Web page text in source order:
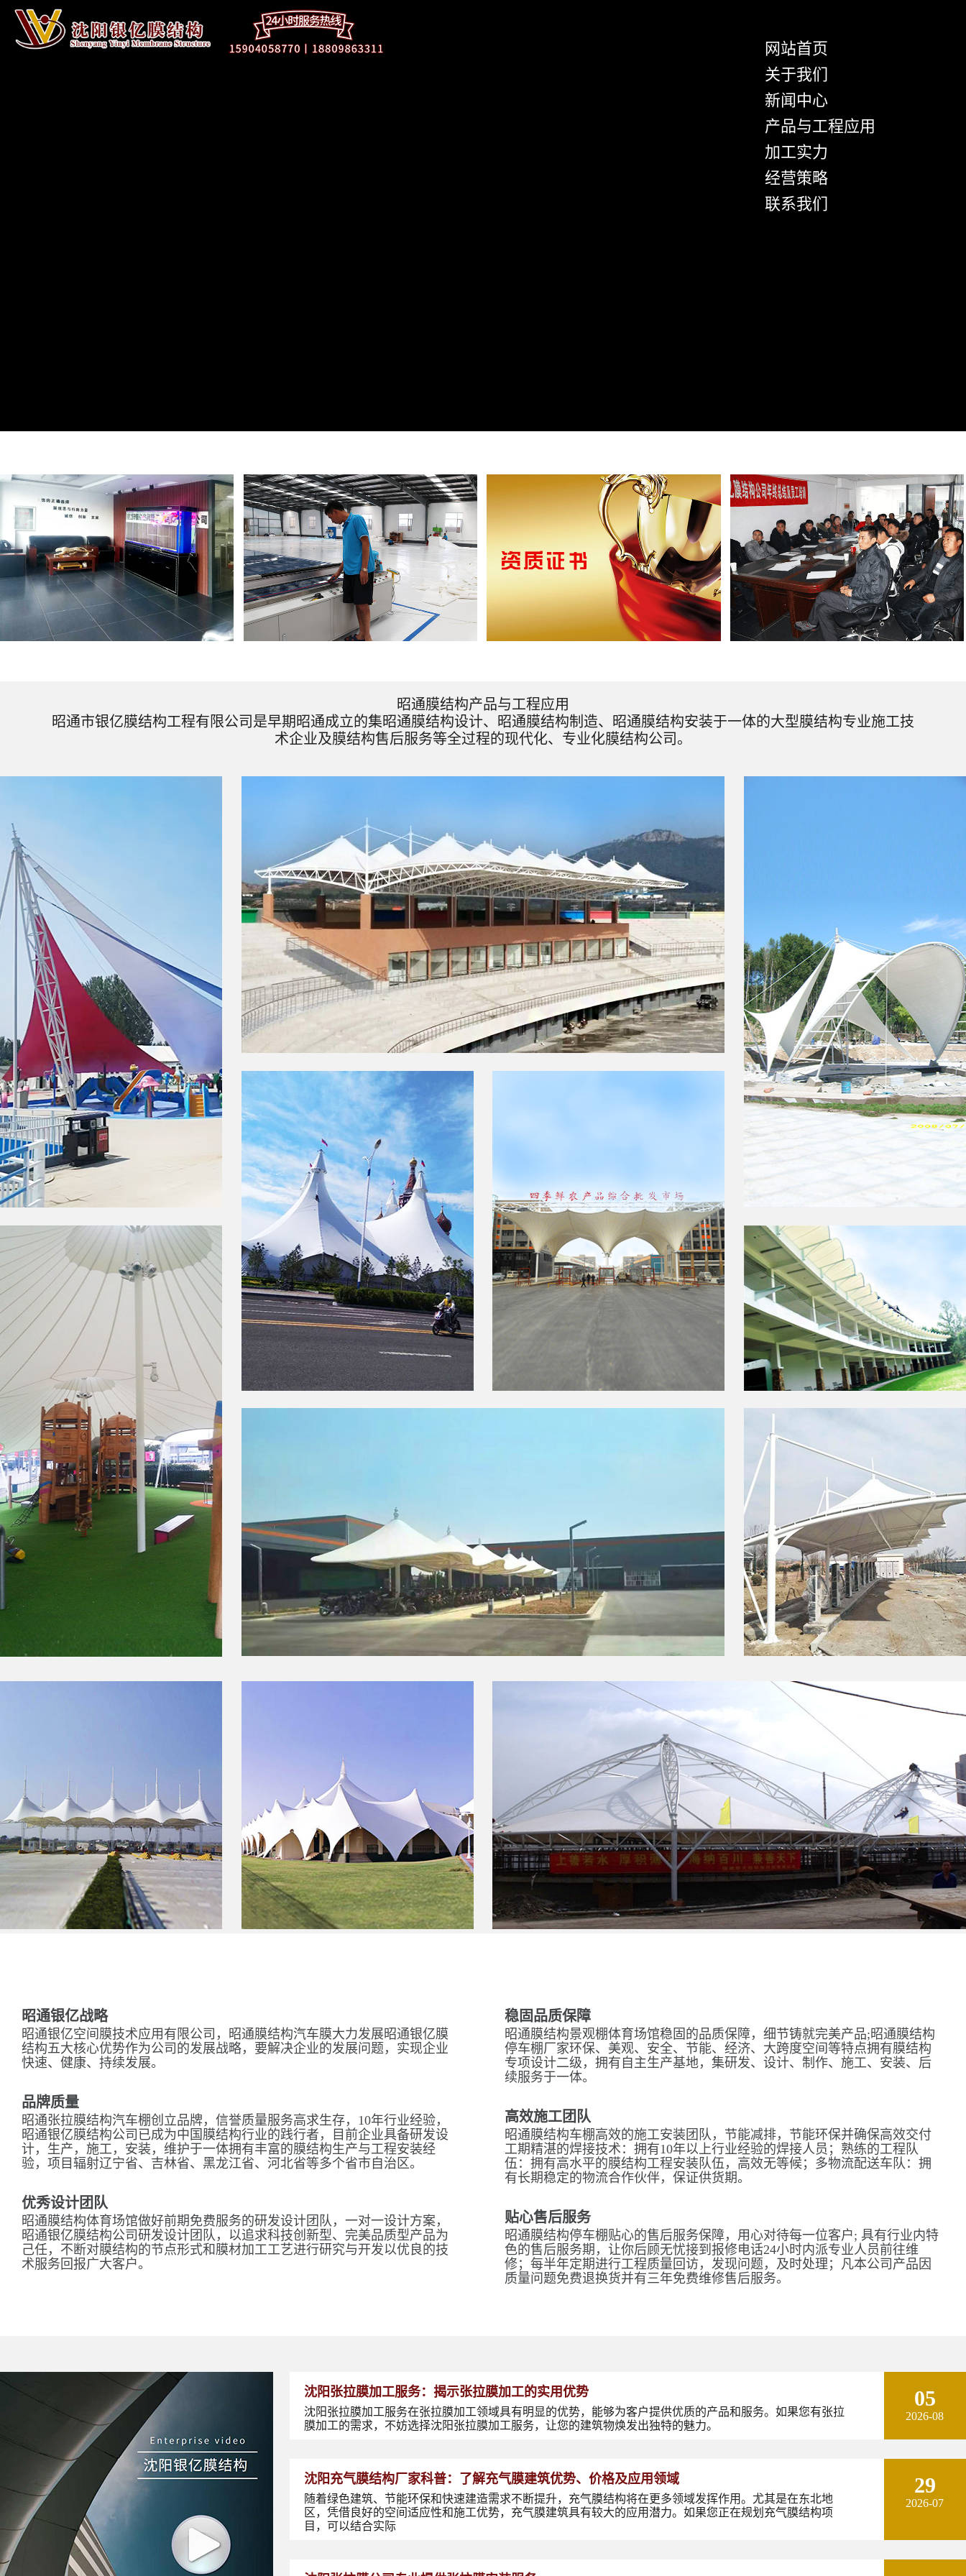
网站首页
关于我们
新闻中心
产品与工程应用
加工实力
经营策略
联系我们
昭通膜结构产品与工程应用
昭通市银亿膜结构工程有限公司是早期昭通成立的集昭通膜结构设计、昭通膜结构制造、昭通膜结构安装于一体的大型膜结构专业施工技
术企业及膜结构售后服务等全过程的现代化、专业化膜结构公司。
昭通银亿战略
昭通银亿空间膜技术应用有限公司，昭通膜结构汽车膜大力发展昭通银亿膜
结构五大核心优势作为公司的发展战略，要解决企业的发展问题，实现企业
快速、健康、持续发展。
品牌质量
昭通张拉膜结构汽车棚创立品牌，信誉质量服务高求生存，10年行业经验，
昭通银亿膜结构公司已成为中国膜结构行业的践行者，目前企业具备研发设
计，生产，施工，安装，维护于一体拥有丰富的膜结构生产与工程安装经
验，项目辐射辽宁省、吉林省、黑龙江省、河北省等多个省市自治区。
优秀设计团队
昭通膜结构体育场馆做好前期免费服务的研发设计团队，一对一设计方案，
昭通银亿膜结构公司研发设计团队，以追求科技创新型、完美品质型产品为
己任，不断对膜结构的节点形式和膜材加工工艺进行研究与开发以优良的技
术服务回报广大客户。
稳固品质保障
昭通膜结构景观棚体育场馆稳固的品质保障，细节铸就完美产品;昭通膜结构
停车棚厂家环保、美观、安全、节能、经济、大跨度空间等特点拥有膜结构
专项设计二级，拥有自主生产基地，集研发、设计、制作、施工、安装、后
续服务于一体。
高效施工团队
昭通膜结构车棚高效的施工安装团队，节能减排，节能环保并确保高效交付
工期精湛的焊接技术：拥有10年以上行业经验的焊接人员；熟练的工程队
伍：拥有高水平的膜结构工程安装队伍，高效无等候；多物流配送车队：拥
有长期稳定的物流合作伙伴，保证供货期。
贴心售后服务
昭通膜结构停车棚贴心的售后服务保障，用心对待每一位客户; 具有行业内特
色的售后服务期，让你后顾无忧接到报修电话24小时内派专业人员前往维
修；每半年定期进行工程质量回访，发现问题，及时处理；凡本公司产品因
质量问题免费退换货并有三年免费维修售后服务。
沈阳张拉膜加工服务：揭示张拉膜加工的实用优势
沈阳张拉膜加工服务在张拉膜加工领域具有明显的优势，能够为客户提供优质的产品和服务。如果您有张拉
膜加工的需求，不妨选择沈阳张拉膜加工服务，让您的建筑物焕发出独特的魅力。
05
2026-08
沈阳充气膜结构厂家科普：了解充气膜建筑优势、价格及应用领域
随着绿色建筑、节能环保和快速建造需求不断提升，充气膜结构将在更多领域发挥作用。尤其是在东北地
区，凭借良好的空间适应性和施工优势，充气膜建筑具有较大的应用潜力。如果您正在规划充气膜结构项
目，可以结合实际
29
2026-07